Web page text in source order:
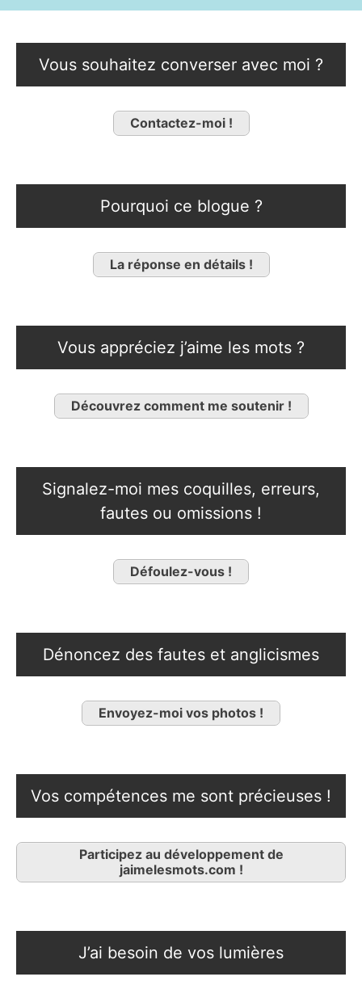
Vous souhaitez converser avec moi ?
Contactez-moi !
Pourquoi ce blogue ?
La réponse en détails !
Vous appréciez j’aime les mots ?
Découvrez comment me soutenir !
Signalez-moi mes coquilles, erreurs,
fautes ou omissions !
Défoulez-vous !
Dénoncez des fautes et anglicismes
Envoyez-moi vos photos !
Vos compétences me sont précieuses !
Participez au développement de
jaimelesmots.com !
J’ai besoin de vos lumières